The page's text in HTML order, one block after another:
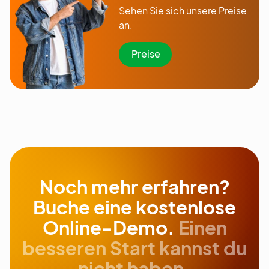
Sehen Sie sich unsere Preise
an.
Preise
Noch mehr erfahren?
Buche eine kostenlose
Online-Demo. Einen
besseren Start kannst du